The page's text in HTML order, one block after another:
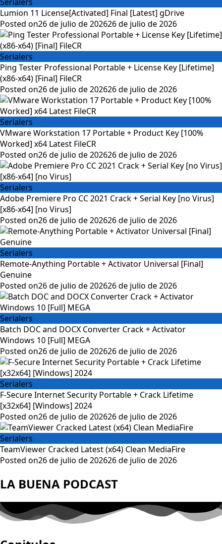
Lumion 11 License[Activated] Final [Latest] gDrive
Posted on26 de julio de 202626 de julio de 2026
Serialers
Ping Tester Professional Portable + License Key [Lifetime]
(x86-x64) [Final] FileCR
Posted on26 de julio de 202626 de julio de 2026
Serialers
VMware Workstation 17 Portable + Product Key [100%
Worked] x64 Latest FileCR
Posted on26 de julio de 202626 de julio de 2026
Serialers
Adobe Premiere Pro CC 2021 Crack + Serial Key [no Virus]
[x86-x64] [no Virus]
Posted on26 de julio de 202626 de julio de 2026
Serialers
Remote-Anything Portable + Activator Universal [Final]
Genuine
Posted on26 de julio de 202626 de julio de 2026
Serialers
Batch DOC and DOCX Converter Crack + Activator
Windows 10 [Full] MEGA
Posted on26 de julio de 202626 de julio de 2026
Serialers
F-Secure Internet Security Portable + Crack Lifetime
[x32x64] [Windows] 2024
Posted on26 de julio de 202626 de julio de 2026
Serialers
TeamViewer Cracked Latest (x64) Clean MediaFire
Posted on26 de julio de 202626 de julio de 2026
LA BUENA PODCAST